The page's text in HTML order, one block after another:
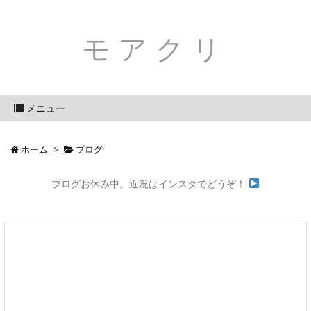
モアクリ
メニュー
ホーム > ブログ
ブログお休み中。近況はインスタでどうぞ！